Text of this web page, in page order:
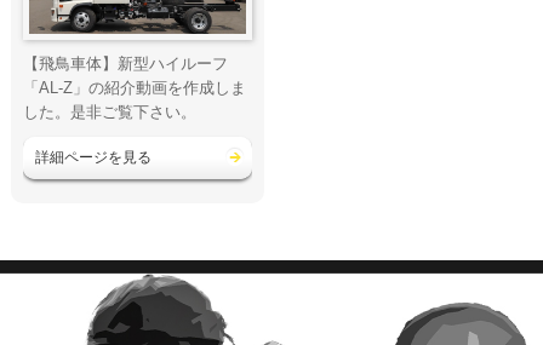
【飛鳥車体】新型ハイルーフ
「AL-Z」の紹介動画を作成しま
した。是非ご覧下さい。
詳細ページを見る